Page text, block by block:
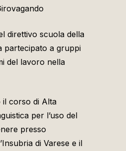
direttivo scuola della
partecipato a gruppi
del lavoro nella
il corso di Alta
per l’uso del
presso
di Varese e il